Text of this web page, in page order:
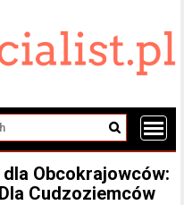
Obcokrajowców:
Cudzoziemców